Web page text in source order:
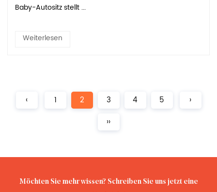
Baby-Autositz stellt ...
Weiterlesen
‹ 1 2 3 4 5
›
››
Möchten Sie mehr wissen? Schreiben Sie uns jetzt eine